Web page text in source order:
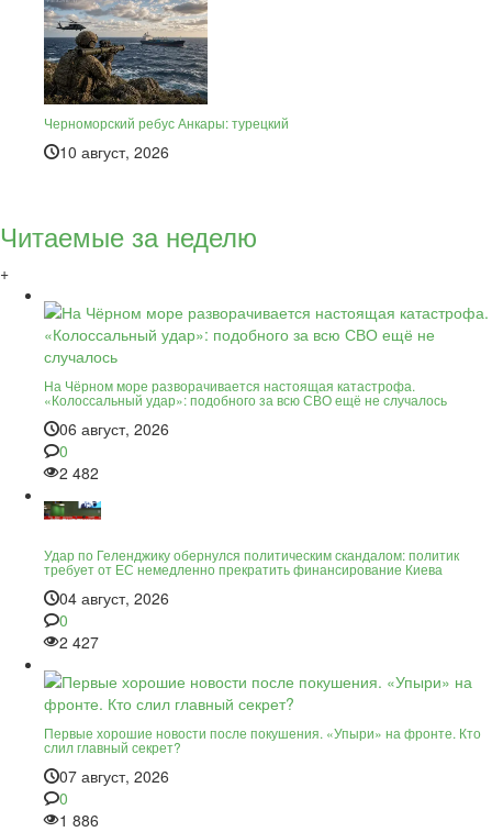
Черноморский ребус Анкары: турецкий
10 август, 2026
Читаемые за неделю
+
На Чёрном море разворачивается настоящая катастрофа.
«Колоссальный удар»: подобного за всю СВО ещё не случалось
06 август, 2026
0
2 482
Удар по Геленджику обернулся политическим скандалом: политик
требует от ЕС немедленно прекратить финансирование Киева
04 август, 2026
0
2 427
Первые хорошие новости после покушения. «Упыри» на фронте. Кто
слил главный секрет?
07 август, 2026
0
1 886